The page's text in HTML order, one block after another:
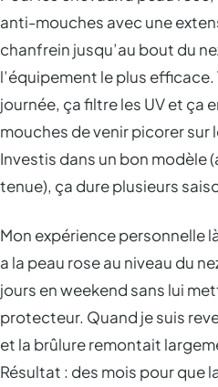
anti-mouches avec une
chanfrein jusqu’au bout du
l’équipement le plus
journée, ça filtre les UV et ça
mouches de venir picorer sur
Investis dans un bon modèle
tenue), ça dure plusieurs
Mon expérience personnelle
a la peau rose au niveau du
jours en weekend sans lui
protecteur. Quand je suis
et la brûlure remontait
Résultat : des mois pour que